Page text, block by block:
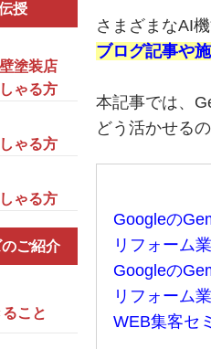
さまざまなAI
ブログ記事や
本記事では、
どう活かせる
Googleの
リフォーム
Googleの
リフォーム
WEB集客セ
授
塗装店
ゃる方
ゃる方
ゃる方
ご紹介
こと